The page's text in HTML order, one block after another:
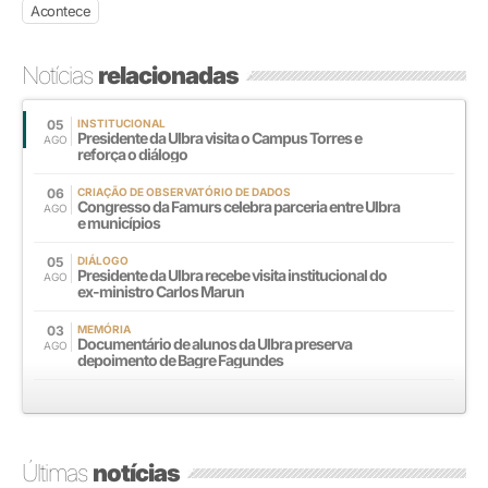
Acontece
Notíciasrelacionadas
05
AGO
INSTITUCIONAL
Presidente da Ulbra visita o Campus Torres e
reforça o diálogo
06
AGO
CRIAÇÃO DE OBSERVATÓRIO DE DADOS
Congresso da Famurs celebra parceria entre Ulbra
e municípios
05
AGO
DIÁLOGO
Presidente da Ulbra recebe visita institucional do
ex-ministro Carlos Marun
03
AGO
MEMÓRIA
Documentário de alunos da Ulbra preserva
depoimento de Bagre Fagundes
Últimasnotícias